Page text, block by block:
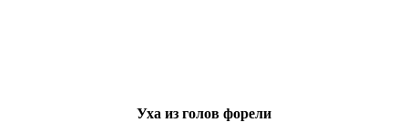
Уха из голов форели